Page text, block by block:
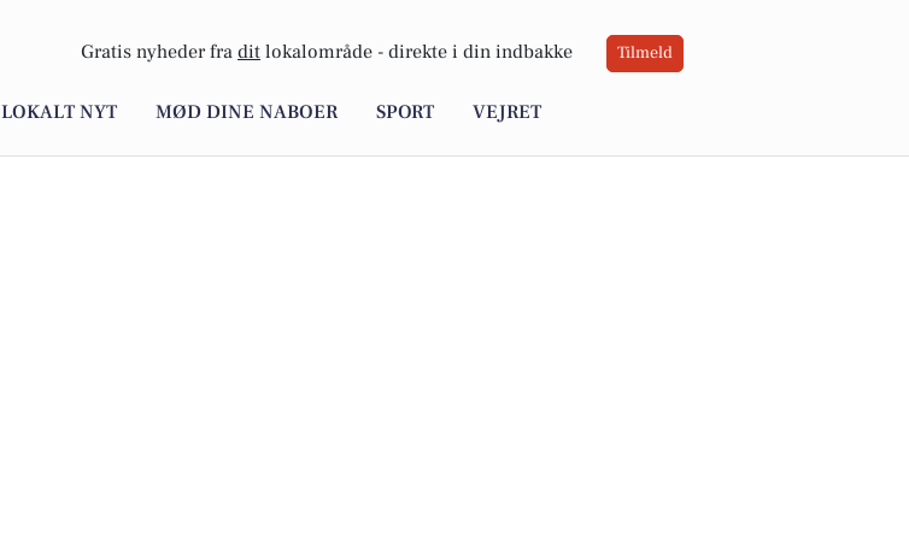
Gratis nyheder fra dit lokalområde - direkte i din indbakke Tilmeld
LOKALT NYT MØD DINE NABOER SPORT VEJRET